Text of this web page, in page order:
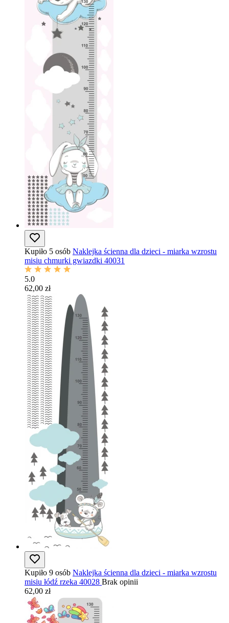
Kupiło 5 osób Naklejka ścienna dla dzieci - miarka wzrostu
misiu chmurki gwiazdki 40031
5.0
62,00 zł
Kupiło 9 osób Naklejka ścienna dla dzieci - miarka wzrostu
misiu łódź rzeka 40028 Brak opinii
62,00 zł